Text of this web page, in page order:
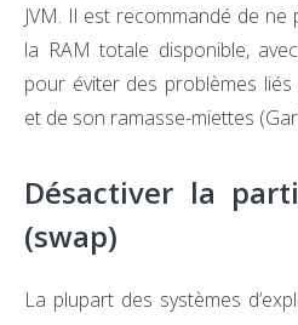
JVM. Il est recommandé de
la RAM totale disponible,
pour éviter des problèmes liés
et de son ramasse-miettes
Désactiver la
(swap)
La plupart des systèmes